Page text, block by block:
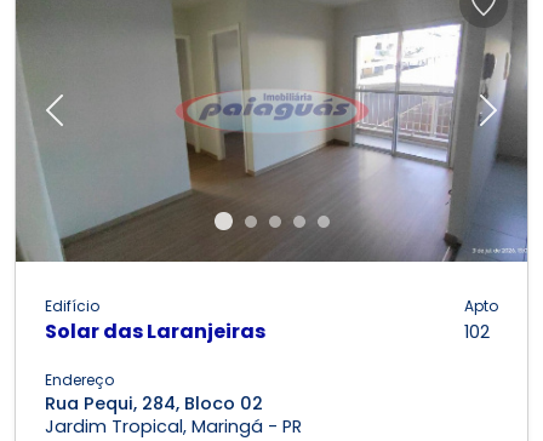
Previous Next
Edifício
Solar das Laranjeiras
Apto
102
Endereço
Rua Pequi, 284, Bloco 02
Jardim Tropical, Maringá - PR